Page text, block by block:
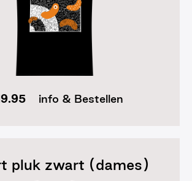
info & Bestellen
pluk zwart (dames)